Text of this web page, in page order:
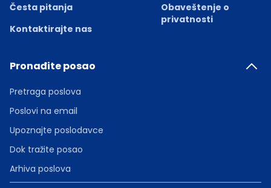
Česta pitanja
Kontaktirajte nas
Obaveštenje o
privatnosti
Pronađite posao
Pretraga poslova
Poslovi na email
Upoznajte poslodavce
Dok tražite posao
Arhiva poslova